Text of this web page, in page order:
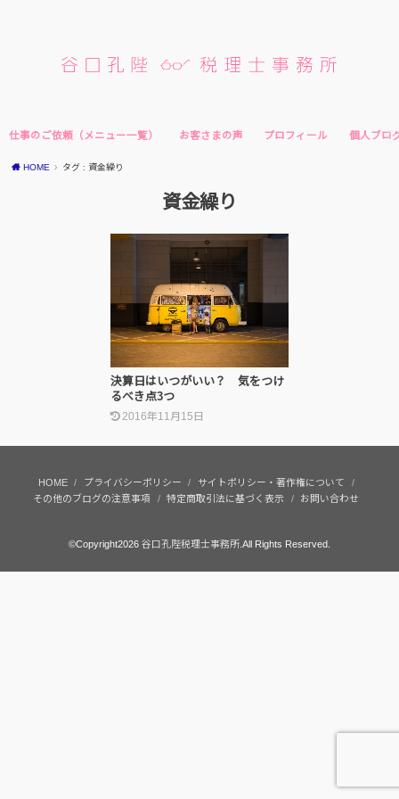
仕事のご依頼（メニュー一覧） お客さまの声 プロフィール 個人ブロ
HOME タグ : 資金繰り
資金繰り
決算日はいつがいい？ 気をつけ
るべき点3つ
2016年11月15日
HOME プライバシーポリシー
サイトポリシー・著作権について
その他のブログの注意事項
特定商取引法に基づく表示 お問い合わせ
©Copyright2026 谷口孔陛税理士事務所.All Rights Reserved.